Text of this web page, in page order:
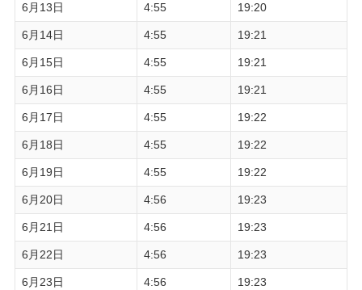
6月13日 4:55 19:20
6月14日 4:55 19:21
6月15日 4:55 19:21
6月16日 4:55 19:21
6月17日 4:55 19:22
6月18日 4:55 19:22
6月19日 4:55 19:22
6月20日 4:56 19:23
6月21日 4:56 19:23
6月22日 4:56 19:23
6月23日 4:56 19:23